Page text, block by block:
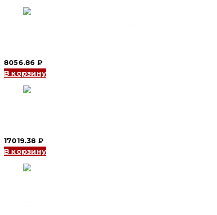
8056.86 ₽
В корзину
17019.38 ₽
В корзину